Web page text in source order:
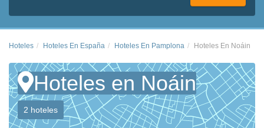
Hoteles Hoteles En España Hoteles En Pamplona Hoteles En Noáin
Hoteles en Noáin
2 hoteles